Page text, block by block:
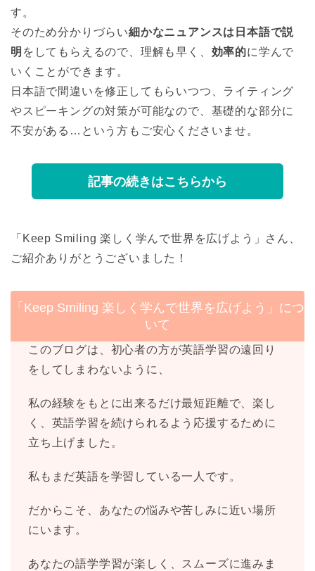
す。
そのため分かりづらい細かなニュアンスは日本語で説
明 をしてもらえるので、理解も早く、 効率的に学んで
いくことができます。
日本語で間違いを修正してもらいつつ、ライティング
やスピーキングの対策が可能なので、基礎的な部分に
不安がある…という方もご安心くださいませ。
記事の続きはこちらから
「Keep Smiling 楽しく学んで世界を広げよう」さん、
ご紹介ありがとうございました！
「Keep Smiling 楽しく学んで世界を広げよう」につ
いて
このブログは、初心者の方が英語学習の遠回り
をしてしまわないように、
私の経験をもとに出来るだけ最短距離で、楽し
く、英語学習を続けられるよう応援するために
立ち上げました。
私もまだ英語を学習している一人です。
だからこそ、あなたの悩みや苦しみに近い場所
にいます。
あなたの語学学習が楽しく、スムーズに進みま